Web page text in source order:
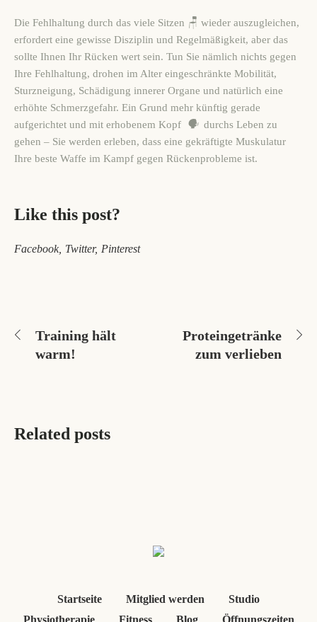
Die Fehlhaltung durch das viele Sitzen 🪑 wieder auszugleichen,
erfordert eine gewisse Disziplin und Regelmäßigkeit, aber das
sollte Ihnen Ihr Rücken wert sein. Tun Sie nämlich nichts gegen
Ihre Fehlhaltung, drohen im Alter eingeschränkte Mobilität,
Sturzneigung, Schädigung innerer Organe und natürlich eine
erhöhte Schmerzgefahr. Ein Grund mehr künftig gerade
aufgerichtet und mit erhobenem Kopf
🗣️ durchs Leben zu
gehen – Sie werden erleben, dass eine gekräftigte Muskulatur
Ihre beste Waffe im Kampf gegen Rückenprobleme ist.
Like this post?
Facebook Twitter Pinterest
Training hält
warm!
Proteingetränke
zum verlieben
Related posts
Startseite Mitglied werden
Studio